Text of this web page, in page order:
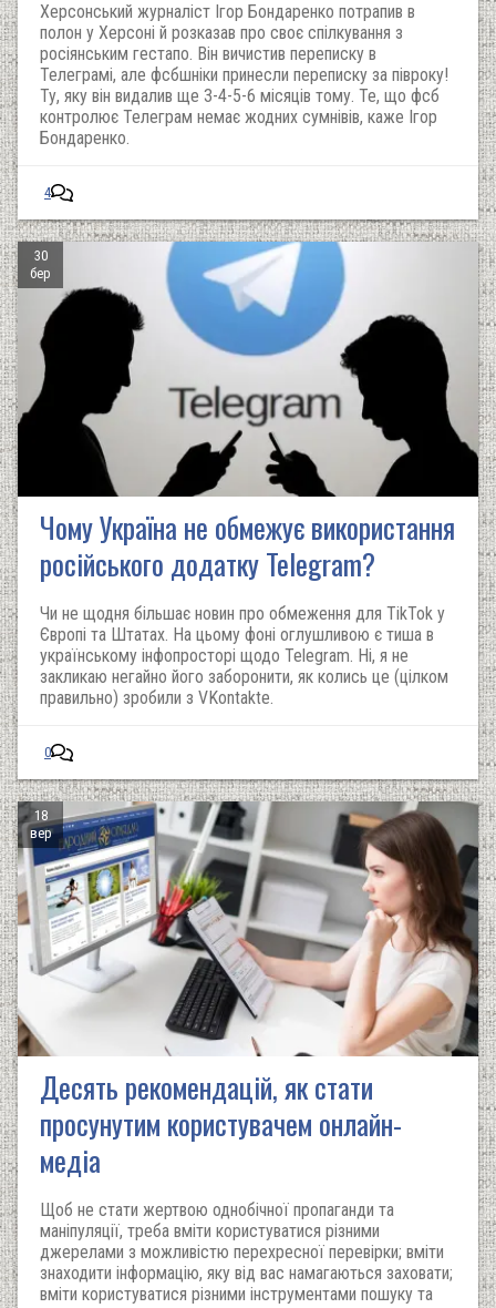
Херсонський журналіст Ігор Бондаренко потрапив в
полон у Херсоні й розказав про своє спілкування з
росіянським гестапо. Він вичистив переписку в
Телеграмі, але фсбшніки принесли переписку за півроку!
Ту, яку він видалив ще 3-4-5-6 місяців тому. Те, що фсб
контролює Телеграм немає жодних сумнівів, каже Ігор
Бондаренко.
4
30
бер
Чому Україна не обмежує використання
російського додатку Telegram?
Чи не щодня більшає новин про обмеження для TikTok у
Європі та Штатах. На цьому фоні оглушливою є тиша в
українському інфопросторі щодо Telegram. Ні, я не
закликаю негайно його заборонити, як колись це (цілком
правильно) зробили з VKontakte.
0
18
вер
Десять рекомендацій, як стати
просунутим користувачем онлайн-
медіа
Щоб не стати жертвою однобічної пропаганди та
маніпуляції, треба вміти користуватися різними
джерелами з можливістю перехресної перевірки; вміти
знаходити інформацію, яку від вас намагаються заховати;
вміти користуватися різними інструментами пошуку та